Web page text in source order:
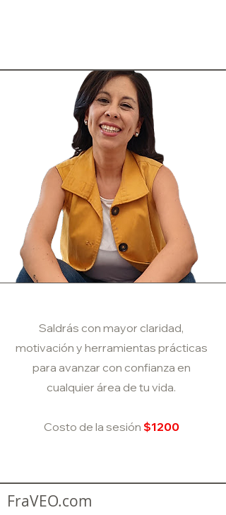
Saldrás con mayor claridad,
motivación y herramientas prácticas
para avanzar con confianza en
cualquier área de tu vida.
Costo de la sesión $1200
FraVEO.com